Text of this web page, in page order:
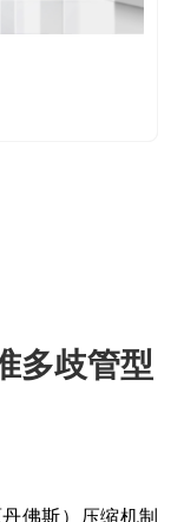
多歧管型
佛斯）压缩机制